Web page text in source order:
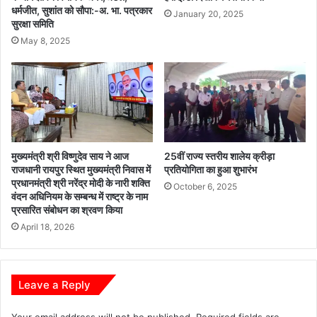
आ
म
अ
ध
उ
त्ख
न
न
,
जि
म्मे
दा
रों
प
र
का
र्र
वा
मा
प
न
धर्मजीत, सुशांत को सौपा:-अ. भा. पत्रकार
सुरक्षा समिति
May 8, 2025
January 20, 2025
मुख्यमंत्री श्री विष्णुदेव साय ने आज
राजधानी रायपुर स्थित मुख्यमंत्री निवास में
प्रधानमंत्री श्री नरेंद्र मोदी के नारी शक्ति
वंदन अधिनियम के सम्बन्ध में राष्ट्र के नाम
प्रसारित संबोधन का श्रवण किया
April 18, 2026
25वीं राज्य स्तरीय शालेय क्रीड़ा
प्रतियोगिता का हुआ शुभारंभ
October 6, 2025
Leave a Reply